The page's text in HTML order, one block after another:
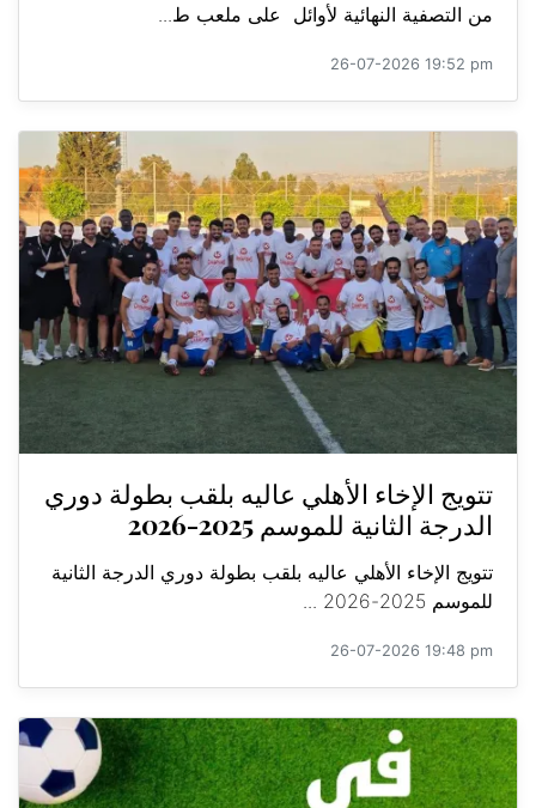
من التصفية النهائية لأوائل على ملعب ط...
26-07-2026 19:52 pm
تتويج الإخاء الأهلي عاليه بلقب بطولة دوري
الدرجة الثانية للموسم 2025-2026
تتويج الإخاء الأهلي عاليه بلقب بطولة دوري الدرجة الثانية
للموسم 2025-2026 ...
26-07-2026 19:48 pm